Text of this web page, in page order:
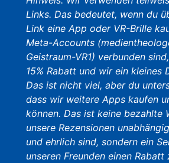
Links. Das bedeutet, wenn du
Link eine App oder VR-Brille
Meta-Accounts
Geistraum-VR1) verbunden
15% Rabatt und wir ein kleines
Das ist nicht viel, aber du
dass wir weitere Apps kaufen
können. Das ist keine bezahlte
unsere Rezensionen
und ehrlich sind, sondern ein
unseren Freunden einen